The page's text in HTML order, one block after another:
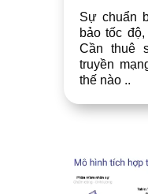
Sự chuẩn
bảo tốc
Cần thuê
truyền
thế nào ..